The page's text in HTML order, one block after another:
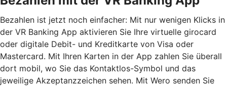
Bezahlen ist jetzt noch einfacher: Mit nur wenigen Klicks in
der VR Banking App aktivieren Sie Ihre virtuelle girocard
oder digitale Debit- und Kreditkarte von Visa oder
Mastercard. Mit Ihren Karten in der App zahlen Sie überall
dort mobil, wo Sie das Kontaktlos-Symbol und das
jeweilige Akzeptanzzeichen sehen. Mit Wero senden Sie